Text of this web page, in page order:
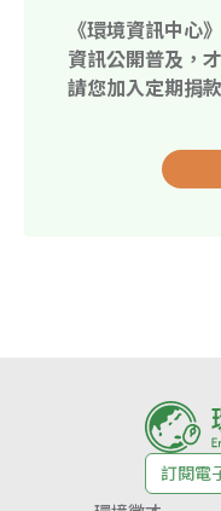
《環境資訊中心
資訊公開普及，
請您加入定期捐
訂閱電